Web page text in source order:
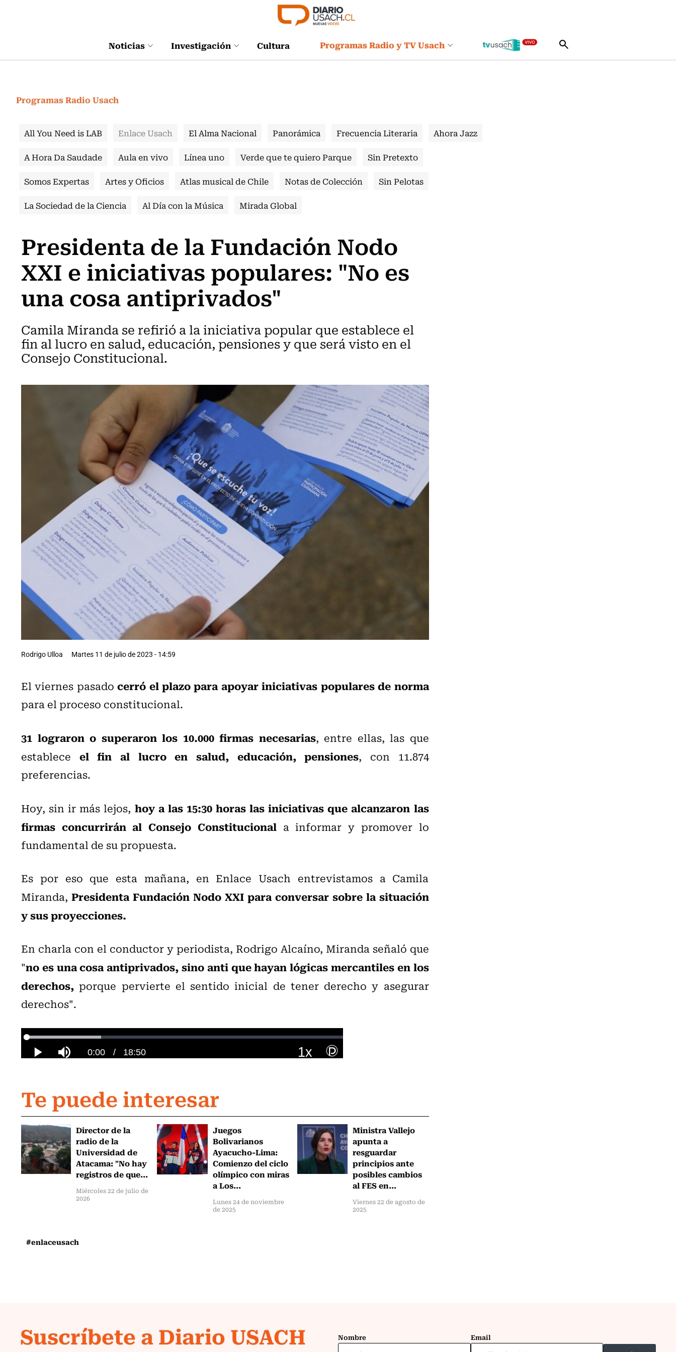
Noticias Investigación Cultura Programas Radio y TV Usach
Programas Radio Usach
All You Need is LAB Enlace Usach El Alma Nacional Panorámica Frecuencia Literaria
Ahora Jazz
A Hora Da Saudade
Aula en vivo Línea uno Verde que te quiero Parque
Sin Pretexto
Somos Expertas
Artes y Oficios Atlas musical de Chile Notas de Colección
Sin Pelotas
La Sociedad de la Ciencia
Al Día con la Música Mirada Global
Presidenta de la Fundación Nodo
XXI e iniciativas populares: "No es
una cosa antiprivados"
Camila Miranda se refirió a la iniciativa popular que establece el
fin al lucro en salud, educación, pensiones y que será visto en el
Consejo Constitucional.
Rodrigo Ulloa Martes 11 de julio de 2023 - 14:59
El viernes pasadocerró el plazo para apoyar iniciativas populares de norma
para el proceso constitucional.
31 lograron o superaron los 10.000 firmas necesarias, entre ellas, las que
establece el fin al lucro en salud, educación, pensiones, con 11.874
preferencias.
Hoy, sin ir más lejos, hoy a las 15:30 horas las iniciativas que alcanzaron las
firmas concurrirán al Consejo Constitucionala informar y promover lo
fundamental de su propuesta.
Es por eso que esta mañana, en Enlace Usach entrevistamos a Camila
Miranda, Presidenta Fundación Nodo XXI para conversar sobre la situación
y sus proyecciones.
En charla con el conductor y periodista, Rodrigo Alcaíno, Miranda señaló que
"no es una cosa antiprivados, sino anti que hayan lógicas mercantiles en los
derechos, porque pervierte el sentido inicial de tener derecho y asegurar
derechos".
Te puede interesar
Director de la
radio de la
Universidad de
Atacama: "No hay
registros de que...
Miércoles 22 de julio de
2026
Juegos
Bolivarianos
Ayacucho-Lima:
Comienzo del ciclo
olímpico con miras
a Los...
Lunes 24 de noviembre
de 2025
Ministra Vallejo
apunta a
resguardar
principios ante
posibles cambios
al FES en...
Viernes 22 de agosto de
2025
#enlaceusach